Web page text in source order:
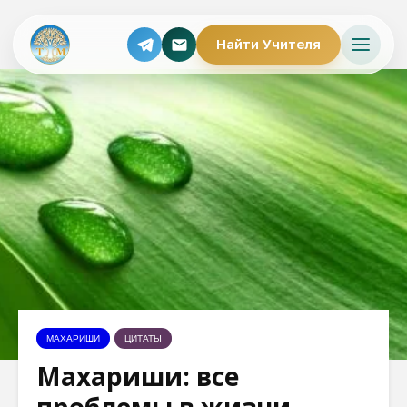
Найти Учителя
МАХАРИШИ ЦИТАТЫ
Махариши: все